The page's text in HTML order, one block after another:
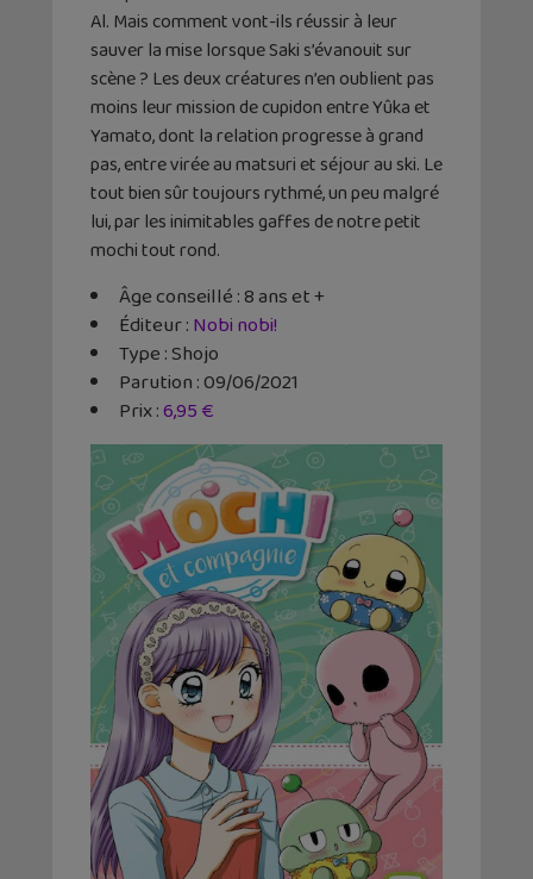
Al. Mais comment vont-ils réussir à leur
sauver la mise lorsque Saki s’évanouit sur
scène ? Les deux créatures n’en oublient pas
moins leur mission de cupidon entre Yûka et
Yamato, dont la relation progresse à grand
pas, entre virée au matsuri et séjour au ski. Le
tout bien sûr toujours rythmé, un peu malgré
lui, par les inimitables gaffes de notre petit
mochi tout rond.
Âge conseillé : 8 ans et +
Éditeur :Nobi nobi!
Type : Shojo
Parution : 09/06/2021
Prix :6,95 €